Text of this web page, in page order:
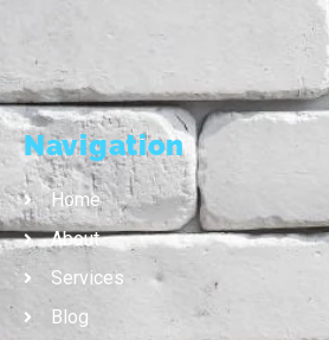
Navigation
Home
About
Services
Blog